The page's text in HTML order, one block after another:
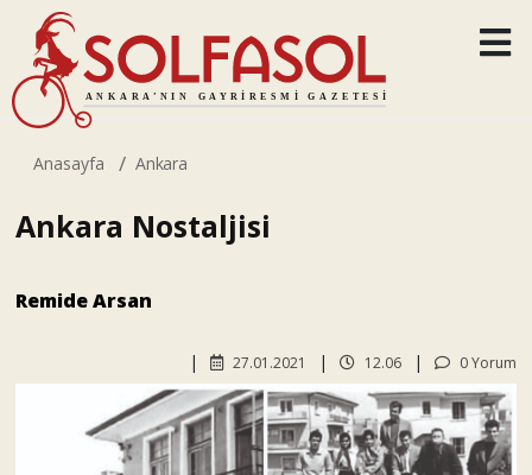
Anasayfa Ankara
Ankara Nostaljisi
Remide Arsan
0 Yorum
12.06
27.01.2021